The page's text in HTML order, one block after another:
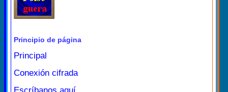
Principio de página
Principal
Conexión cifrada